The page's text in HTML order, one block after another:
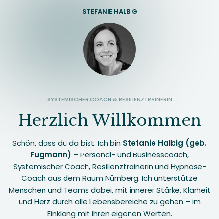
STEFANIE HALBIG
SYSTEMISCHER COACH & RESILIENZTRAINERIN
Herzlich Willkommen
Schön, dass du da bist. Ich bin Stefanie Halbig (geb.
Fugmann) – Personal- und Businesscoach,
Systemischer Coach, Resilienztrainerin und Hypnose-
Coach aus dem Raum Nürnberg. Ich unterstütze
Menschen und Teams dabei, mit innerer Stärke, Klarheit
und Herz durch alle Lebensbereiche zu gehen – im
Einklang mit ihren eigenen Werten.